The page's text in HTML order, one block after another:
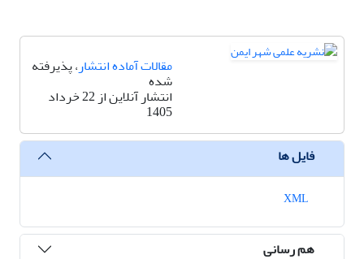
مقالات آماده انتشار، پذیرفته
شده
انتشار آنلاین از 22 خرداد
1405
فایل ها
هم رسانی